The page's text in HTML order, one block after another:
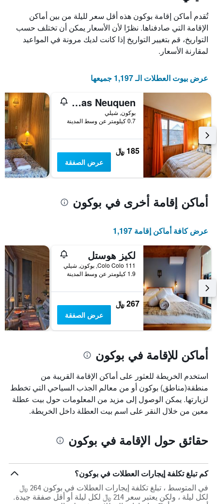
الذي
يعرض
أيام
الأسبوع.
يتضمن
المخطط
محور
Y
يعرض
متوسط
سعر
غرفة
تُقدم أماكن إقامة بوكون هذه أقل سعر لليلة من بين أماكن
الإقامة التي صادفناها. نظرًا لأن الأسعار يمكن أن تختلف حسب
التواريخ، قم بتغيير التواريخ إذا كانت لديك مرونة في المواعيد
لمقارنة الأسعار.
عرض بيوت العطلات الـ 1,197 جميعها
Cabañas Neuquen
بوكون, شيلي
0.7 كيلومتر عن وسط المدينة
185 ﷼
عرض الصفقة
أماكن إقامة أخرى في بوكون
عرض كافة أماكن إقامة 1,197
لكيز هوستل
Colo Colo 111, بوكون, شيلي
1.9 كيلومتر عن وسط المدينة
267 ﷼
عرض الصفقة
أماكن للإقامة في بوكون
استخدم الخريطة للعثور على أماكن الإقامة القريبة من
منطقة(مناطق) بوكون أو من معالم الجذب السياحي التي تخطط
لزيارتها. يمكن الوصول إلى مزيد من المعلومات حول بيت عطلة
معين من خلال النقر على اسم بيت العطلة داخل الخريطة.
حقائق حول الإقامة في بوكون
كم تبلغ تكلفة إيجارات العطلات في بوكون؟
في المتوسط ، تبلغ تكلفة إيجارات العطلات في بوكون 264 ﷼
لكل ليلة ، ولكن يعتبر سعر 214 ﷼ لكل ليلة أو أقل صفقة جيدة.